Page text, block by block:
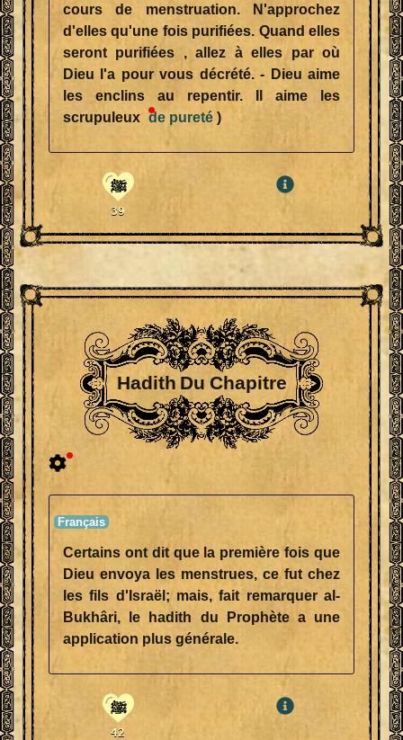
cours de menstruation. N'approchez
d'elles qu'une fois purifiées. Quand elles
seront purifiées , allez à elles par où
Dieu l'a pour vous décrété. - Dieu aime
les enclins au repentir. Il aime les
scrupuleux de pureté)
ﷺ
39
Hadith Du Chapitre
Certains ont dit que la première fois que
Dieu envoya les menstrues, ce fut chez
les fils d'Israël; mais, fait remarquer al-
Bukhâri, le hadith du Prophète a une
application plus générale.
ﷺ
42